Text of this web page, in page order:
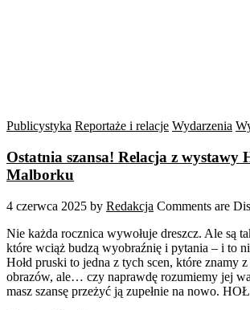
Publicystyka Reportaże i relacje Wydarzenia
Ostatnia szansa! Relacja z wystawy
Malborku
4 czerwca 2025 by Redakcja Comments are
Nie każda rocznica wywołuje dreszcz. Ale są
które wciąż budzą wyobraźnię i pytania – i to
Hołd pruski to jedna z tych scen, które znamy
obrazów, ale… czy naprawdę rozumiemy jej
masz szansę przeżyć ją zupełnie na nowo.